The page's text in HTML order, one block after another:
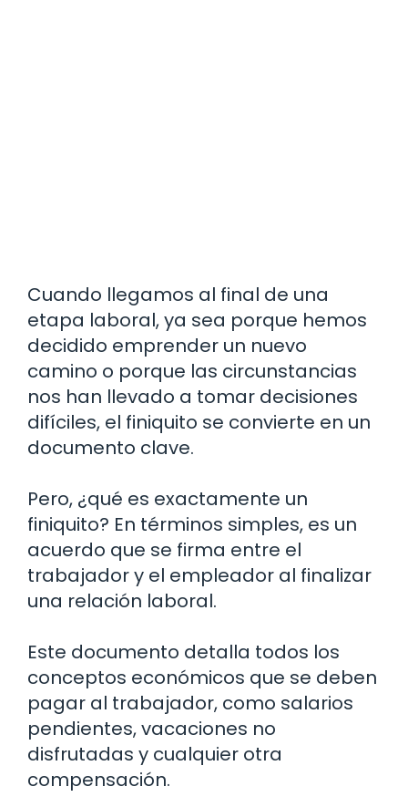
Cuando llegamos al final de una
etapa laboral, ya sea porque hemos
decidido emprender un nuevo
camino o porque las circunstancias
nos han llevado a tomar decisiones
difíciles, el finiquito se convierte en un
documento clave.
Pero, ¿qué es exactamente un
finiquito? En términos simples, es un
acuerdo que se firma entre el
trabajador y el empleador al finalizar
una relación laboral.
Este documento detalla todos los
conceptos económicos que se deben
pagar al trabajador, como salarios
pendientes, vacaciones no
disfrutadas y cualquier otra
compensación.